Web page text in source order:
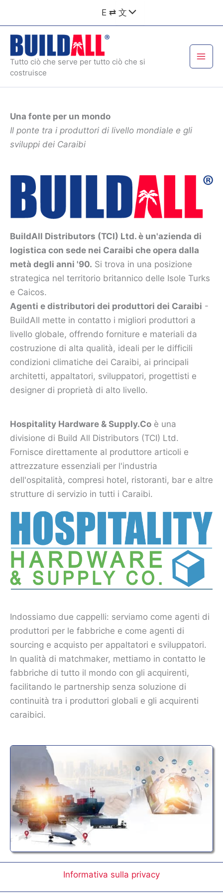
contenuto
E ⇄ 文
Tutto ciò che serve per tutto ciò che si
costruisce
Una fonte per un mondo
Il ponte tra i produttori di livello mondiale e gli
sviluppi dei Caraibi
BuildAll Distributors (TCI) Ltd. è un'azienda di
logistica con sede nei Caraibi che opera dalla
metà degli anni '90. Si trova in una posizione
strategica nel territorio britannico delle Isole Turks
e Caicos.
Agenti e distributori dei produttori dei Caraibi -
BuildAll mette in contatto i migliori produttori a
livello globale, offrendo forniture e materiali da
costruzione di alta qualità, ideali per le difficili
condizioni climatiche dei Caraibi, ai principali
architetti, appaltatori, sviluppatori, progettisti e
designer di proprietà di alto livello.
Hospitality Hardware & Supply.Co è una
divisione di Build All Distributors (TCI) Ltd.
Fornisce direttamente al produttore articoli e
attrezzature essenziali per l'industria
dell'ospitalità, compresi hotel, ristoranti, bar e altre
strutture di servizio in tutti i Caraibi.
Indossiamo due cappelli: serviamo come agenti di
produttori per le fabbriche e come agenti di
sourcing e acquisto per appaltatori e sviluppatori.
In qualità di matchmaker, mettiamo in contatto le
fabbriche di tutto il mondo con gli acquirenti,
facilitando le partnership senza soluzione di
continuità tra i produttori globali e gli acquirenti
caraibici.
Informativa sulla privacy